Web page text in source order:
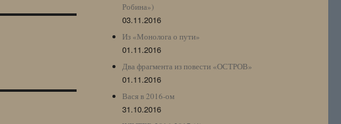
Робина»)
03.11.2016
Из «Монолога о пути»
01.11.2016
Два фрагмента из повести «ОСТРОВ»
01.11.2016
Вася в 2016-ом
31.10.2016